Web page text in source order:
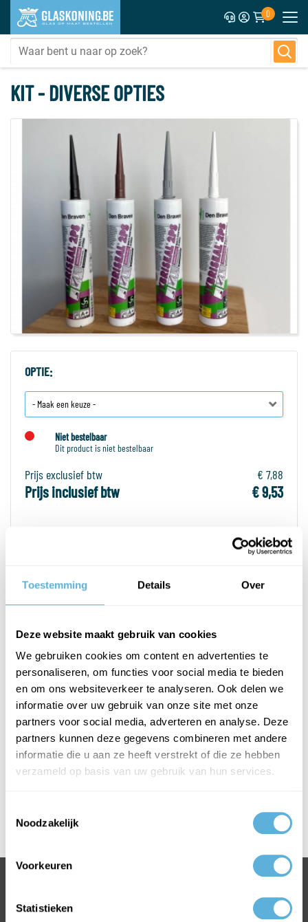
Toestemming Details Over
Deze website maakt gebruik van cookies
We gebruiken cookies om content en advertenties te
personaliseren, om functies voor social media te bieden
en om ons websiteverkeer te analyseren. Ook delen we
informatie over uw gebruik van onze site met onze
partners voor social media, adverteren en analyse. Deze
partners kunnen deze gegevens combineren met andere
informatie die u aan ze heeft verstrekt of die ze hebben
verzameld op basis van uw gebruik van hun services.
Noodzakelijk
Voorkeuren
Statistieken
0
KIT - DIVERSE OPTIES
OPTIE:
Niet bestelbaar
Dit product is niet bestelbaar
Prijs exclusief btw € 7,88
Prijs inclusief btw € 9,53
Hybriseal 2ps koker 290 ml wit, Hybriseal 2ps koker 290 ml bruin,
Hybriseal 2ps koker 290 ml grijs, Hybriseal 2ps koker 290 ml zwart,
Den Braven siliconekit wit 310ml, Den Braven siliconekit bruin 310ml,
Den Braven siliconekit zwart 310ml, Den Braven siliconekit grijs
310ml, Den Braven siliconekit transparant 310ml, Den Braven
siliconekit transparant grijs 310ml, Den Braven siliconekit zilvergrijs
310ml, Den Braven siliconekit jasmijn 310ml, Zwaluw spiegellijm 310
310 ml wit
VOOR INFORMATIE OF VRAGEN